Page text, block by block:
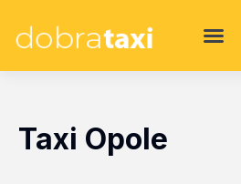
Taxi Opole